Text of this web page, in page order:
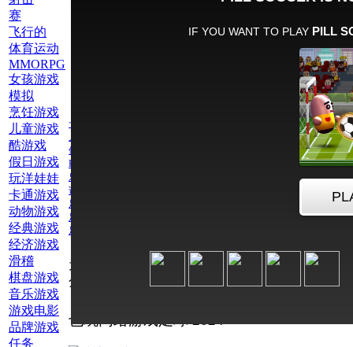
赛
飞行的
体育运动
MMORPG
女孩游戏
模拟
烹饪游戏
儿童游戏
酷游戏
假日游戏
玩洋娃娃
卡通游戏
动物游戏
经典游戏
经济游戏
滑稽
棋盘游戏
音乐游戏
游戏电影
品牌游戏
任务
卡通游戏
儿童游戏
体育运动
Kikoriki游戏
乐高
话
足球
足球 2024
足球头
为此游戏评
分：
也玩网络游戏足球 2024